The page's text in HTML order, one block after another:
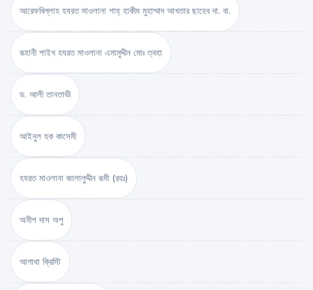
আরেফবিল্লাহ হযরত মাওলানা শাহ্ হাকীম মুহাম্মাদ আখতার ছাহেব দা. বা.
রূহানী শাইখ হযরত মাওলানা এমামুদ্দীন মোঃ ত্বহা
ড. আলী তানতাভী
আইনুল হক কাসেমী
হযরত মাওলানা জালালুদ্দীন রূমী (রহঃ)
অনীশ দাস অপু
আগাথা ক্রিস্টি